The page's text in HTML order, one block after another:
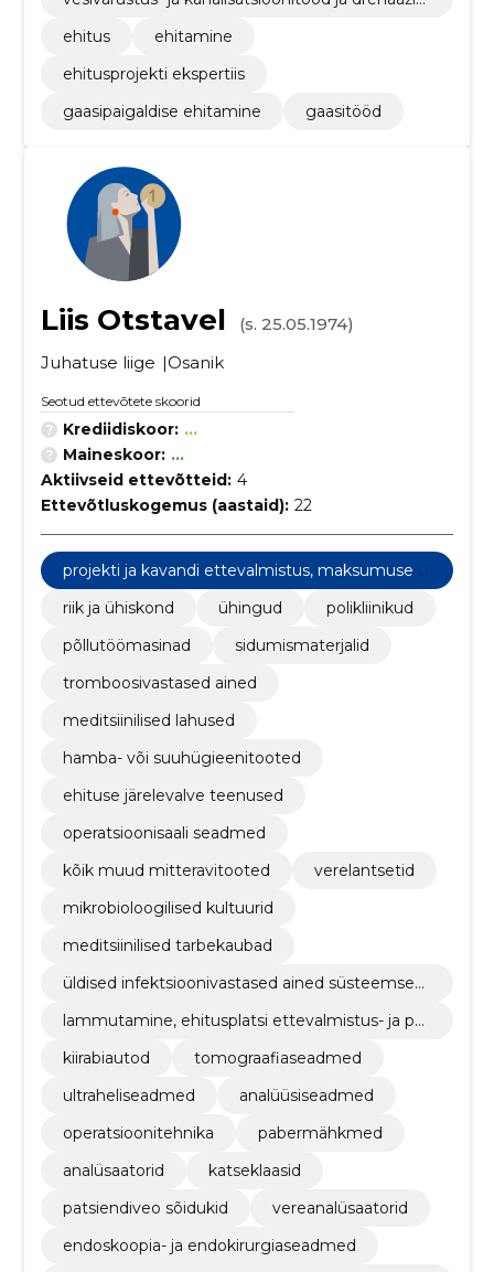
ehitus
ehitamine
ehitusprojekti ekspertiis
gaasipaigaldise ehitamine
gaasitööd
Liis Otstavel
(s. 25.05.1974)
Juhatuse liige
Osanik
Seotud ettevõtete skoorid
Krediidiskoor: ...
Maineskoor: ...
Aktiivseid ettevõtteid: 4
Ettevõtluskogemus (aastaid): 22
projekti ja kavandi ettevalmistus, maksumuse hi
ndamine
riik ja ühiskond
ühingud
polikliinikud
põllutöömasinad
sidumismaterjalid
tromboosivastased ained
meditsiinilised lahused
hamba- või suuhügieenitooted
ehituse järelevalve teenused
operatsioonisaali seadmed
kõik muud mitteravitooted
verelantsetid
mikrobioloogilised kultuurid
meditsiinilised tarbekaubad
üldised infektsioonivastased ained süsteemseks
lammutamine, ehitusplatsi ettevalmistus- ja pu
kiirabiautod
tomograafiaseadmed
ultraheliseadmed
analüüsiseadmed
operatsioonitehnika
pabermähkmed
analüsaatorid
katseklaasid
patsiendiveo sõidukid
vereanalüsaatorid
endoskoopia- ja endokirurgiaseadmed